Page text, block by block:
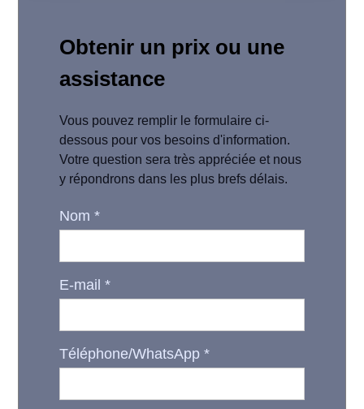
Obtenir un prix ou une
assistance
Vous pouvez remplir le formulaire ci-
dessous pour vos besoins d'information.
Votre question sera très appréciée et nous
y répondrons dans les plus brefs délais.
Nom*
E-mail*
Téléphone/WhatsApp*